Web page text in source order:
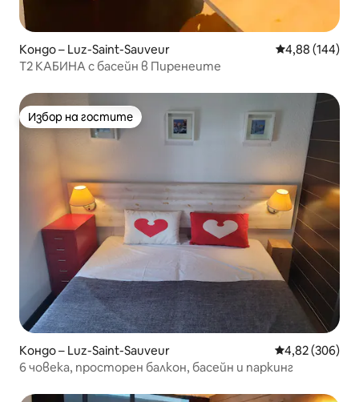
Кондо – Luz-Saint-Sauveur Средна
4,88 (144)
T2 КАБИНА с басейн в Пиренеите
Избор на гостите
Избор на гостите
Кондо – Luz-Saint-Sauveur Средна
4,82 (306)
6 човека, просторен балкон, басейн и паркинг